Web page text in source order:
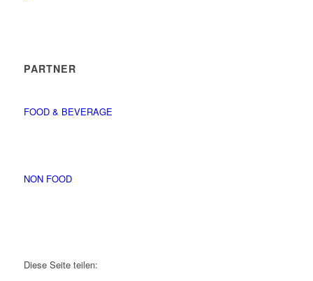
PARTNER
FOOD & BEVERAGE
NON FOOD
Diese Seite teilen: